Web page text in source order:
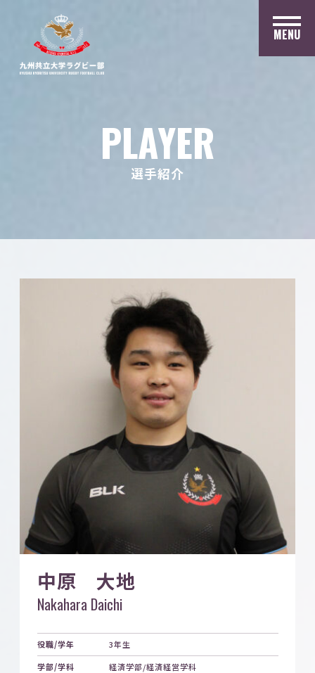
MENU
PLAYER
選手紹介
中原 大地
Nakahara Daichi
役職/学年
3年生
学部/学科
経済学部/経済経営学科